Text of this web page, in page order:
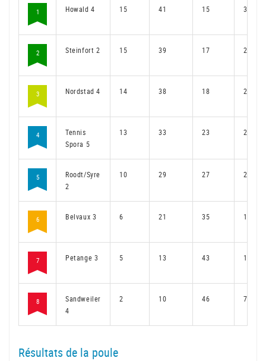
1 Howald 4 15 41 15 30
2 Steinfort 2 15 39 17 29
3 Nordstad 4 14 38 18 28
4
Tennis
Spora 5
13 33 23 26
5
Roodt/Syre
2
10 29 27 22
6 Belvaux 3 6 21 35 16
7 Petange 3 5 13 43 10
8
Sandweiler
4
2 10 46 7
Résultats de la poule